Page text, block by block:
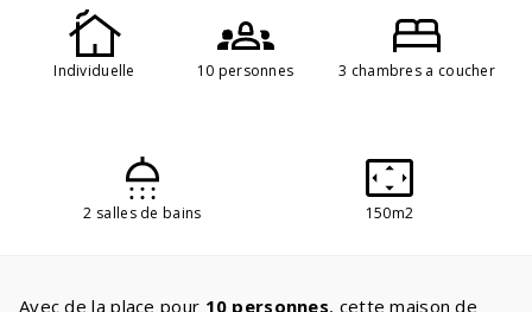
Individuelle 10 personnes 3 chambres a coucher
2 salles de bains 150m2
Avec de la place pour 10 personnes, cette maison de